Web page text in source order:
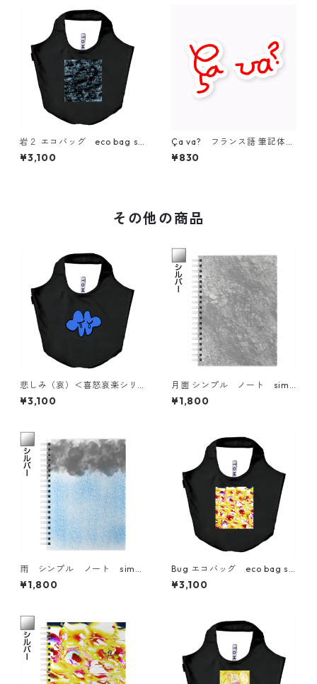
岩２ エコバッグ eco bag si
mple
¥3,100
Ça va? フランス語 筆記体
ステッカー シール sticker si
mple
¥830
その他の商品
悲しみ（哀）＜喜怒哀楽シリ
ーズ＞ エコバッグ eco bag
simple
¥3,100
月面 シンプル ノート simp
le note
¥1,800
雨 シンプル ノート simpl
e note
¥1,800
Bug エコバッグ eco bag si
mple
¥3,100